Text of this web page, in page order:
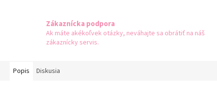
Zákaznícka podpora
Ak máte akékoľvek otázky, neváhajte sa obrátiť na náš
zákaznícky servis.
Popis Diskusia